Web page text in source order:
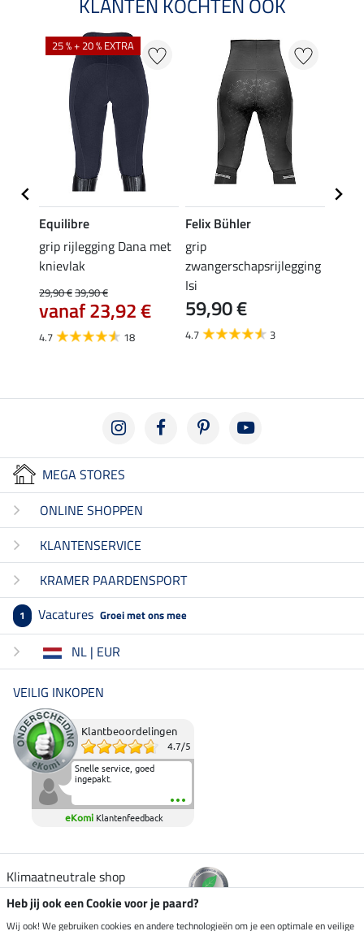
25 % + 20 % EXTRA
Equilibre
grip rijlegging Dana met
knievlak
29,90 €39,90 €
vanaf 23,92 €
4.7 18
Felix Bühler
grip
zwangerschapsrijlegging
Isi
59,90 €
4.7 3
MEGA STORES
ONLINE SHOPPEN
KLANTENSERVICE
KRAMER PAARDENSPORT
1 Vacatures Groei met ons mee
NL | EUR
VEILIG INKOPEN
Klantbeoordelingen
4.7/5
Snelle service, goed
ingepakt.
eKomi Klantenfeedback
Klimaatneutrale shop
Heb jij ook een Cookie voor je paard?
Wij ook! We gebruiken cookies en andere technologieën om je een optimale en veilige